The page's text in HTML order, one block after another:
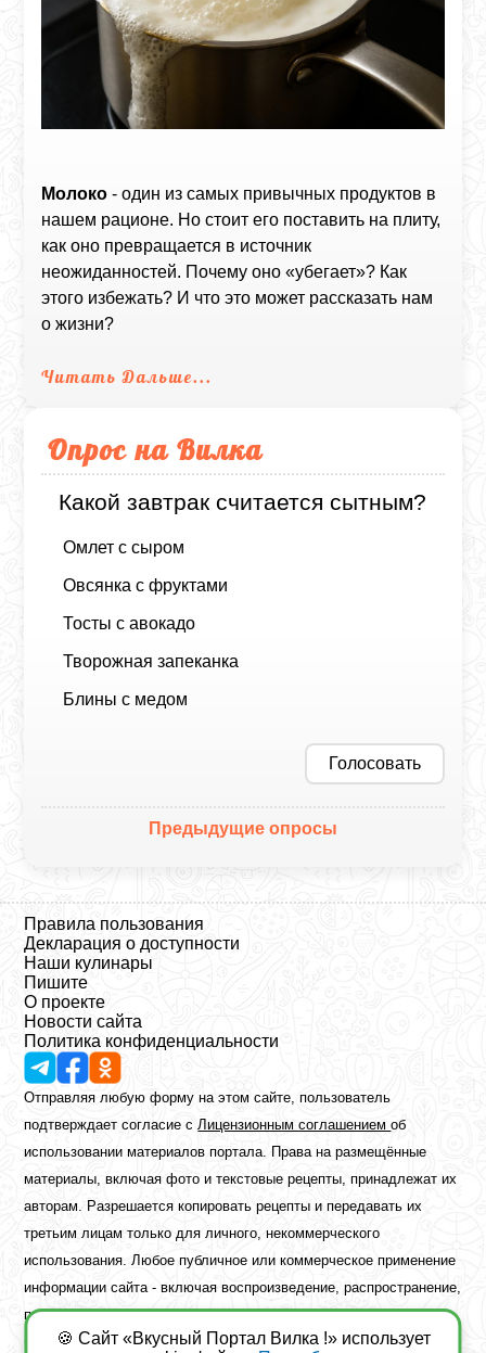
Молоко - один из самых привычных продуктов в
нашем рационе. Но стоит его поставить на плиту,
как оно превращается в источник
неожиданностей. Почему оно «убегает»? Как
этого избежать? И что это может рассказать нам
о жизни?
Читать Дальше...
Опрос на Вилка
Какой завтрак считается сытным?
Омлет с сыром
Овсянка с фруктами
Тосты с авокадо
Творожная запеканка
Блины с медом
Голосовать
Предыдущие опросы
Правила пользования
Декларация о доступности
Наши кулинары
Пишите
О проекте
Новости сайта
Политика конфиденциальности
Отправляя любую форму на этом сайте, пользователь
подтверждает согласие сЛицензионным соглашениемоб
использовании материалов портала. Права на размещённые
материалы, включая фото и текстовые рецепты, принадлежат их
авторам. Разрешается копировать рецепты и передавать их
третьим лицам только для личного, некоммерческого
использования. Любое публичное или коммерческое применение
информации сайта - включая воспроизведение, распространение,
публикацию или обработку - возможно лишь при наличии
предварительного письменного разрешения правообладателя.
🍪 Сайт «Вкусный Портал Вилка !» использует